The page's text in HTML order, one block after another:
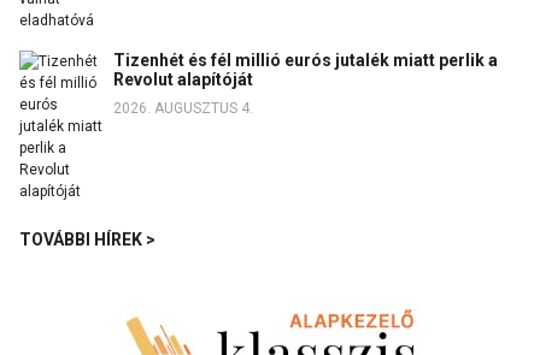
Tizenhét és fél millió eurós jutalék miatt perlik a
Revolut alapítóját
2026. AUGUSZTUS 4.
TOVÁBBI HÍREK >